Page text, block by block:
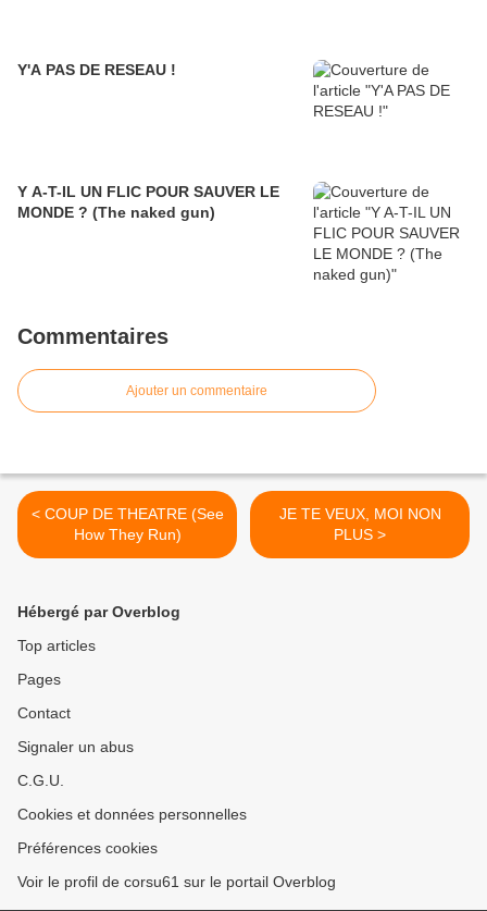
Y'A PAS DE RESEAU !
Y A-T-IL UN FLIC POUR SAUVER LE
MONDE ? (The naked gun)
Commentaires
Ajouter un commentaire
< COUP DE THEATRE (See
How They Run)
JE TE VEUX, MOI NON
PLUS >
Hébergé par Overblog
Top articles
Pages
Contact
Signaler un abus
C.G.U.
Cookies et données personnelles
Préférences cookies
Voir le profil de corsu61 sur le portail Overblog